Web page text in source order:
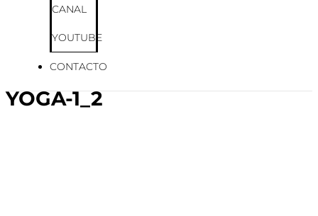
CANAL
YOUTUBE
CONTACTO
YOGA-1_2